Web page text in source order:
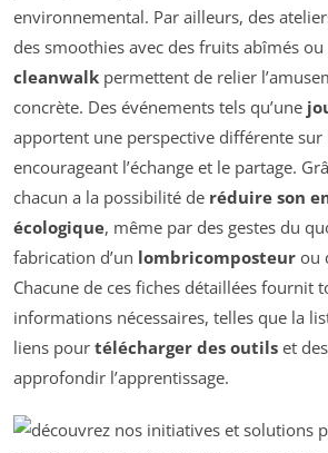
environnemental. Par ailleurs, des
des smoothies avec des fruits abîmés
cleanwalk permettent de relier
concrète. Des événements tels qu’une
apportent une perspective différente
encourageant l’échange et le partage.
chacun a la possibilité de réduire son
écologique, même par des gestes du
fabrication d’un lombricomposteur ou
Chacune de ces fiches détaillées fournit
informations nécessaires, telles que la
liens pour télécharger des outils et
approfondir l’apprentissage.